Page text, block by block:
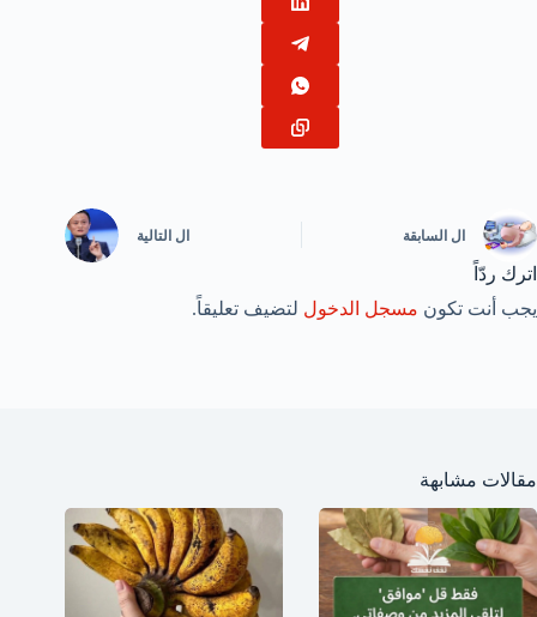
ال السابقة ال التالية
اترك ردّاً
يجب أنت تكون مسجل الدخول لتضيف تعليقاً.
مقالات مشابهة